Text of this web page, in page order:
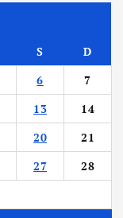
S
D
6
7
13
14
20
21
27
28